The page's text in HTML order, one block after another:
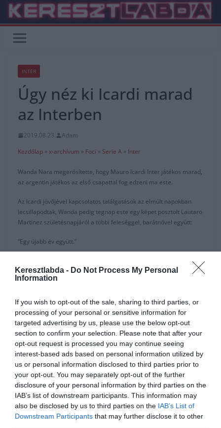
Keresztlabda - Do Not Process My Personal
Information
If you wish to opt-out of the sale, sharing to third parties, or
processing of your personal or sensitive information for
targeted advertising by us, please use the below opt-out
section to confirm your selection. Please note that after your
opt-out request is processed you may continue seeing
interest-based ads based on personal information utilized by
us or personal information disclosed to third parties prior to
your opt-out. You may separately opt-out of the further
disclosure of your personal information by third parties on the
IAB’s list of downstream participants. This information may
also be disclosed by us to third parties on the IAB’s List of
Downstream Participants that may further disclose it to other
Skip
content
INTER
Úgy néz ki Icardi marad
az Interben
2019.08.23.
Adam
Kezdőlap » x-archívum » Foci » Serie A » Inter
Wanda Nara megerősítette, hogy Mauro Icardi Inter játékos marad,
az argentin játékos az első csapattal fog edzeni ma este.
Az Icardi jövőjével kapcsolatos találgatások az elmúlt napokban
lecsillapodtak, Wanda pedig tegnap este egy képet posztolt Lautaro
Martinez születésnapjáról a többi feleséggel, barátnővel együtt:
“Egy újabb év együtt.”
edzésen a csapattal együtt fog készülni.
csapattal, nem volt ott a felkészülési meccseken sem.
Igaz, Ő többször is utalt rá a közösségi médiában, hogy bizonyítana
Antonio Contenak.
Icardit az Inter benevezte a Serie A keretébe és a 7-es mez számot
Un nuevo año juntas
pic.twitter.com/G28O6mQ2TO
— wan (@wandaicardi27)August 23, 2019